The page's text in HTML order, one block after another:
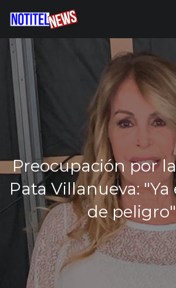
Preocupación por
Pata Villanueva: "Ya
de peligro"